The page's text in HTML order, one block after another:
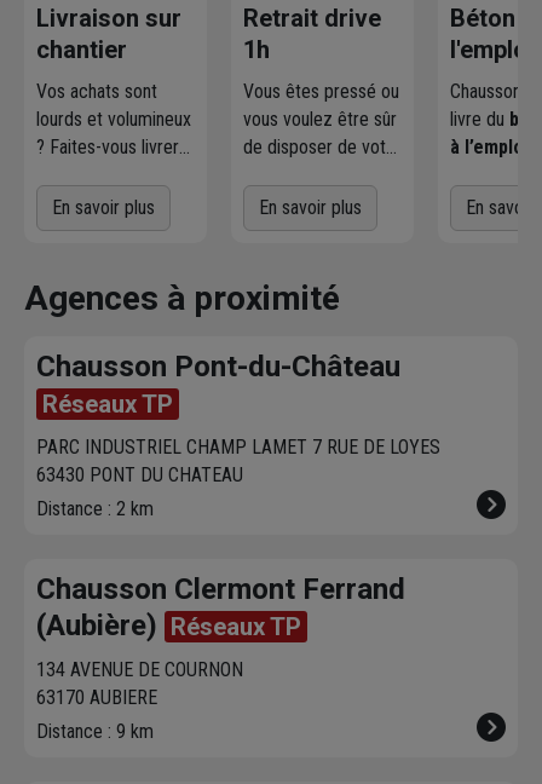
Livraison sur
chantier
Vos achats sont
lourds et volumineux
? Faites-vous livrer
voulez! L'agence
Chausson qui
vous contacte pour
fixer le meilleur
livraison. Bonus :
Nous livrons jusqu'au
7ème étage.
En savoir plus
Retrait drive
1h
Vous êtes pressé ou
vous voulez être sûr
de disposer de votre
Commandez
directement les
dans votre agence
sur chausson.fr.
heure plus tard.
En savoir plus
Béton
l'emploi
Chausson
livre du
à l’emploi
du BTP et
centrale
En savoir
Agences à proximité
Chausson Pont-du-Château
Réseaux TP
PARC INDUSTRIEL CHAMP LAMET 7 RUE DE LOYES
63430 PONT DU CHATEAU
Distance : 2 km
Chausson Clermont Ferrand
(Aubière) Réseaux TP
134 AVENUE DE COURNON
63170 AUBIERE
Distance : 9 km